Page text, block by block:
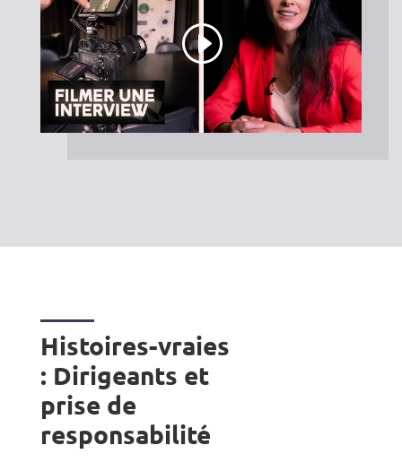
Histoires-vraies
: Dirigeants et
prise de
responsabilité